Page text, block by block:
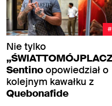
Nie tylko
Sentinoopowiedział o
kolejnym kawałku z
Quebonafide